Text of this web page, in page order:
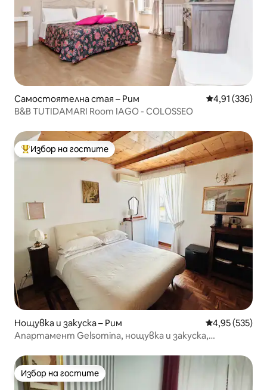
Самостоятелна стая – Рим Средна
4,91 (336)
B&B TUTIDAMARI Room IAGO - COLOSSEO
Най-популярен избор на гостите
Избор на гостите
Нощувка и закуска – Рим Средна
4,95 (535)
Апартамент Gelsomina, нощувка и закуска,
Избор на гостите
Избор на гостите